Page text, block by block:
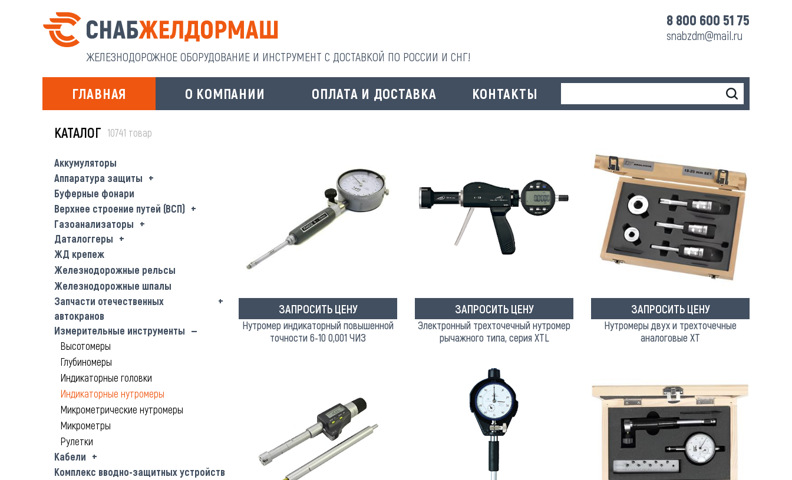
ЖЕЛЕЗНОДОРОЖНОЕ ОБОРУДОВАНИЕ И ИНСТРУМЕНТ С ДОСТАВКОЙ ПО РОССИИ И СНГ!
8 800 600 51 75
snabzdm@mail.ru
ГЛАВНАЯ О КОМПАНИИ ОПЛАТА И ДОСТАВКА КОНТАКТЫ
КАТАЛОГ 10741 товар
Аккумуляторы
Аппаратура защиты
Буферные фонари
Верхнее строение путей (ВСП)
Газоанализаторы
Даталоггеры
ЖД крепеж
Железнодорожные рельсы
Железнодорожные шпалы
Запчасти отечественных
автокранов
Измерительные инструменты
Высотомеры
Глубиномеры
Индикаторные головки
Индикаторные нутромеры
Микрометрические нутромеры
Микрометры
Рулетки
Кабели
Комплекс вводно-защитных устройств
ЗАПРОСИТЬ ЦЕНУ
Нутромер индикаторный повышенной
точности 6-10 0,001 ЧИЗ
ЗАПРОСИТЬ ЦЕНУ
Электронный трехточечный нутромер
рычажного типа, серия XTL
ЗАПРОСИТЬ ЦЕНУ
Нутромеры двух и трехточечные
аналоговые XT